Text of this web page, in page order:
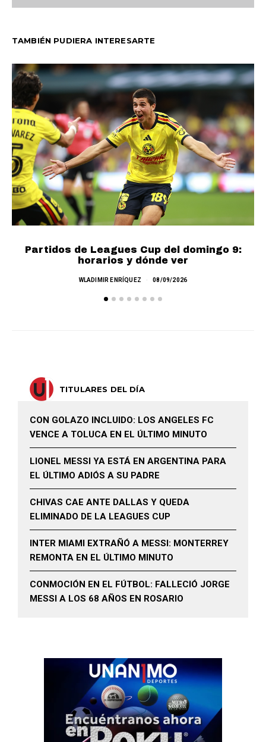
TAMBIÉN PUDIERA INTERESARTE
Partidos de Leagues Cup del domingo 9:
horarios y dónde ver
WLADIMIR ENRÍQUEZ 08/09/2026
TITULARES DEL DÍA
CON GOLAZO INCLUIDO: LOS ANGELES FC
VENCE A TOLUCA EN EL ÚLTIMO MINUTO
LIONEL MESSI YA ESTÁ EN ARGENTINA PARA
EL ÚLTIMO ADIÓS A SU PADRE
CHIVAS CAE ANTE DALLAS Y QUEDA
ELIMINADO DE LA LEAGUES CUP
INTER MIAMI EXTRAÑÓ A MESSI: MONTERREY
REMONTA EN EL ÚLTIMO MINUTO
CONMOCIÓN EN EL FÚTBOL: FALLECIÓ JORGE
MESSI A LOS 68 AÑOS EN ROSARIO